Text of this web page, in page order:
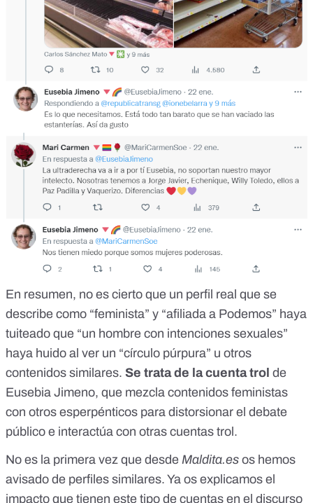
En resumen, no es cierto que un perfil real que se
describe como “feminista” y “afiliada a Podemos” haya
tuiteado que “un hombre con intenciones sexuales”
haya huido al ver un “círculo púrpura” u otros
contenidos similares. Se trata de la cuenta trol de
Eusebia Jimeno, que mezcla contenidos feministas
con otros esperpénticos para distorsionar el debate
público e interactúa con otras cuentas trol.
No es la primera vez que desde Maldita.es os hemos
avisado de perfiles similares. Ya os explicamos el
impacto que tienen este tipo de cuentas en el discurso